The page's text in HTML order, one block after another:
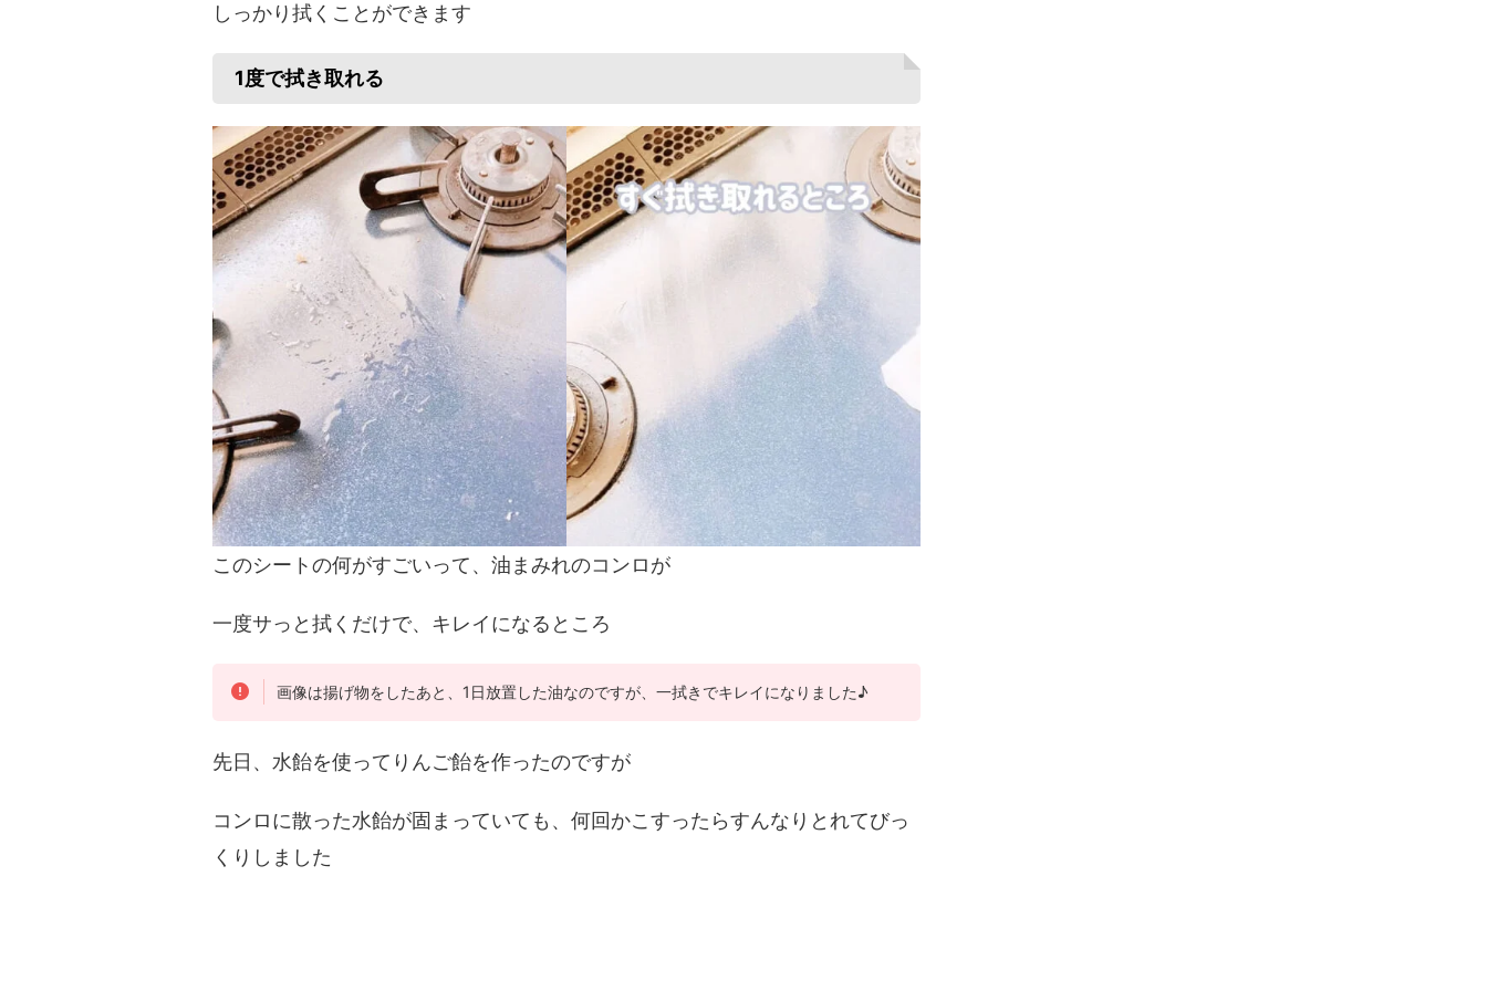
しっかり拭くことができます
1度で拭き取れる
このシートの何がすごいって、油まみれのコンロが
一度サっと拭くだけで、キレイになるところ
画像は揚げ物をしたあと、1日放置した油なのですが、一拭きでキレイになりました♪
先日、水飴を使ってりんご飴を作ったのですが
コンロに散った水飴が固まっていても、何回かこすったらすんなりとれてびっ
くりしました